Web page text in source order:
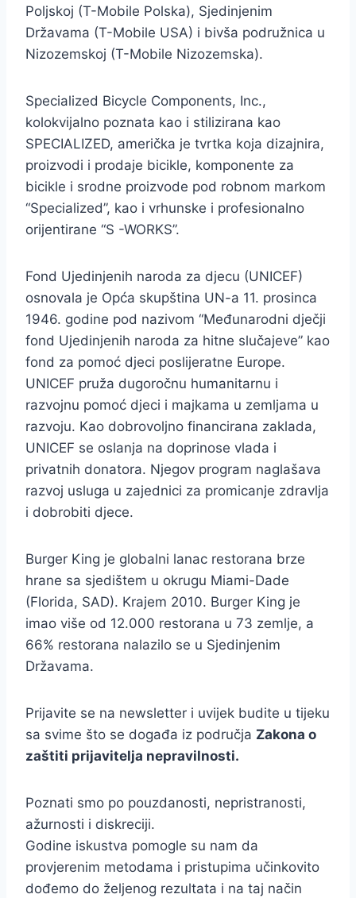
Poljskoj (T-Mobile Polska), Sjedinjenim
Državama (T-Mobile USA) i bivša podružnica u
Nizozemskoj (T-Mobile Nizozemska).
Specialized Bicycle Components, Inc.,
kolokvijalno poznata kao i stilizirana kao
SPECIALIZED, američka je tvrtka koja dizajnira,
proizvodi i prodaje bicikle, komponente za
bicikle i srodne proizvode pod robnom markom
“Specialized”, kao i vrhunske i profesionalno
orijentirane “S -WORKS”.
Fond Ujedinjenih naroda za djecu (UNICEF)
osnovala je Opća skupština UN-a 11. prosinca
1946. godine pod nazivom “Međunarodni dječji
fond Ujedinjenih naroda za hitne slučajeve” kao
fond za pomoć djeci poslijeratne Europe.
UNICEF pruža dugoročnu humanitarnu i
razvojnu pomoć djeci i majkama u zemljama u
razvoju. Kao dobrovoljno financirana zaklada,
UNICEF se oslanja na doprinose vlada i
privatnih donatora. Njegov program naglašava
razvoj usluga u zajednici za promicanje zdravlja
i dobrobiti djece.
Burger King je globalni lanac restorana brze
hrane sa sjedištem u okrugu Miami-Dade
(Florida, SAD). Krajem 2010. Burger King je
imao više od 12.000 restorana u 73 zemlje, a
66% restorana nalazilo se u Sjedinjenim
Državama.
Prijavite se na newsletter i uvijek budite u tijeku
sa svime što se događa iz područja Zakona o
zaštiti prijavitelja nepravilnosti.
Poznati smo po pouzdanosti, nepristranosti,
ažurnosti i diskreciji.
Godine iskustva pomogle su nam da
provjerenim metodama i pristupima učinkovito
dođemo do željenog rezultata i na taj način